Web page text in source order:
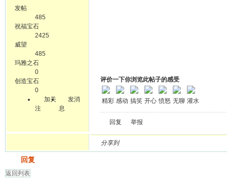
发帖
485
祝福宝石
2425
威望
485
玛雅之石
0
创造宝石
0
加关
注
发消
息
评价一下你浏览此帖子的感受
精彩 感动 搞笑 开心 愤怒 无聊 灌水
回复 举报
分享到
回复
返回列表